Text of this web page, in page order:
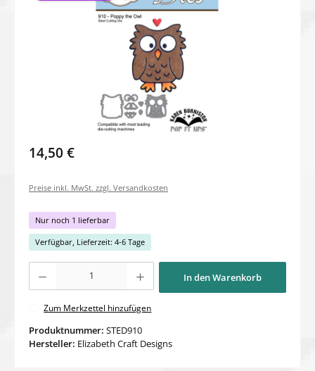
14,50 €
Preise inkl. MwSt. zzgl. Versandkosten
Nur noch 1 lieferbar
Verfügbar, Lieferzeit: 4-6 Tage
Produkt Anzahl: Gib den gewünschten Wert ein oder benutze die Schaltflächen um
In den Warenkorb
Zum Merkzettel hinzufügen
Produktnummer: STED910
Hersteller: Elizabeth Craft Designs